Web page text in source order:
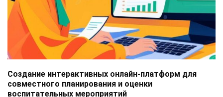
Создание интерактивных онлайн-платформ для
совместного планирования и оценки
воспитательных мероприятий